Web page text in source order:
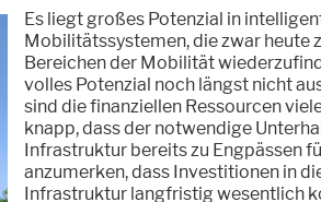
Es liegt großes Potenzial in
Mobilitätssystemen, die zwar heute
Bereichen der Mobilität
volles Potenzial noch längst nicht
sind die finanziellen Ressourcen
knapp, dass der notwendige
Infrastruktur bereits zu Engpässen
anzumerken, dass Investitionen in
Infrastruktur langfristig wesentlich